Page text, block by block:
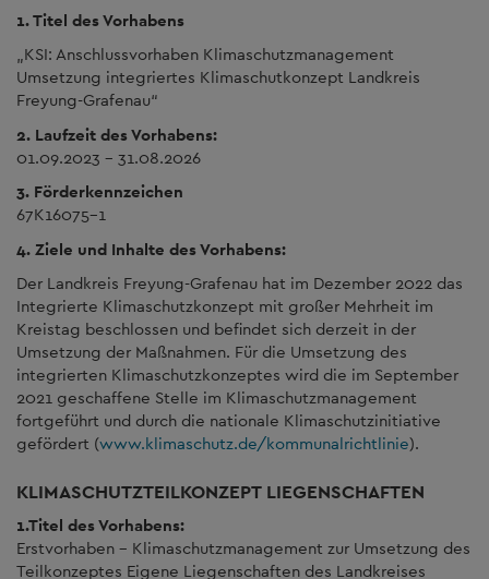
1. Titel des Vorhabens
„KSI: Anschlussvorhaben Klimaschutzmanagement
Umsetzung integriertes Klimaschutkonzept Landkreis
Freyung-Grafenau“
2. Laufzeit des Vorhabens:
01.09.2023 – 31.08.2026
3. Förderkennzeichen
67K16075-1
4. Ziele und Inhalte des Vorhabens:
Der Landkreis Freyung-Grafenau hat im Dezember 2022 das
Integrierte Klimaschutzkonzept mit großer Mehrheit im
Kreistag beschlossen und befindet sich derzeit in der
Umsetzung der Maßnahmen. Für die Umsetzung des
integrierten Klimaschutzkonzeptes wird die im September
2021 geschaffene Stelle im Klimaschutzmanagement
fortgeführt und durch die nationale Klimaschutzinitiative
gefördert (www.klimaschutz.de/kommunalrichtlinie).
KLIMASCHUTZTEILKONZEPT LIEGENSCHAFTEN
1.Titel des Vorhabens:
Erstvorhaben - Klimaschutzmanagement zur Umsetzung des
Teilkonzeptes Eigene Liegenschaften des Landkreises